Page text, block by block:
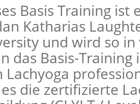
Basis Training
Katharias
und wird so
das Basis-Training
Lachyoga
die zertifizierte